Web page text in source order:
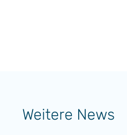
Weitere News